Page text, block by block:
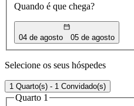
Quando é que chega?
04 de agosto 05 de agosto
Selecione os seus hóspedes
1 Quarto(s) - 1 Convidado(s)
Quarto 1